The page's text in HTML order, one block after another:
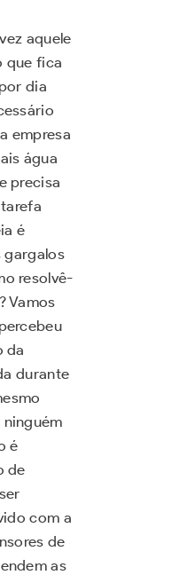
aquele
que fica
dia
empresa
água
precisa
é
gargalos
resolvê-
Vamos
da
durante
é
de
com a
de
as